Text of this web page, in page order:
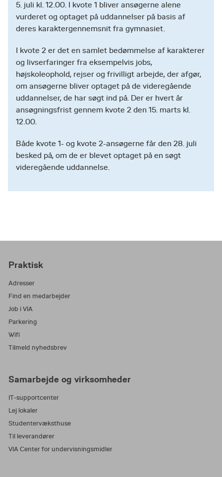
5. juli kl. 12.00. I kvote 1 bliver ansøgerne alene
vurderet og optaget på uddannelser på basis af
deres karaktergennemsnit fra gymnasiet.
I kvote 2 er det en samlet bedømmelse af karakterer
og livserfaringer fra eksempelvis jobs,
højskoleophold, rejser og frivilligt arbejde, der afgør,
om ansøgerne bliver optaget på de videregående
uddannelser, de har søgt ind på. Der er hvert år
ansøgningsfrist gennem kvote 2 den 15. marts kl.
12.00.
Både kvote 1- og kvote 2-ansøgerne får den 28. juli
besked på, om de er blevet optaget på en søgt
videregående uddannelse.
Praktisk
Adresser
Find en medarbejder
Job i VIA
Parkering
Wifi
Tilmeld nyhedsbrev
Samarbejde og virksomheder
IT-supportcenter
Lej lokaler
Studentervæksthuse
Til leverandører
VIA Center for undervisningsmidler